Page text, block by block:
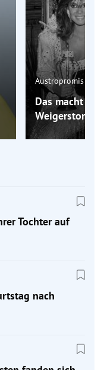
Austropromis
Das macht
Weigerstorfer
Tochter auf
nach